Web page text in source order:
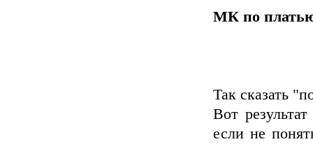
МК по
Так сказать
Вот
если не